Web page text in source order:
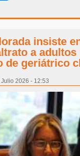
insiste
a adultos
de geriátrico
2026 - 12:53